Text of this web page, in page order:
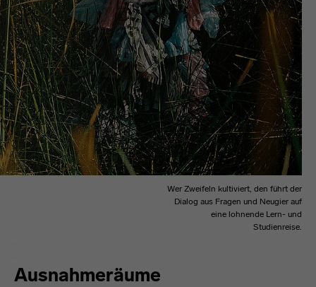
Ausnahmeräume
Wer Zweifeln kultiviert, den führt der
Dialog aus Fragen und Neugier auf
eine lohnende Lern- und
Studienreise.